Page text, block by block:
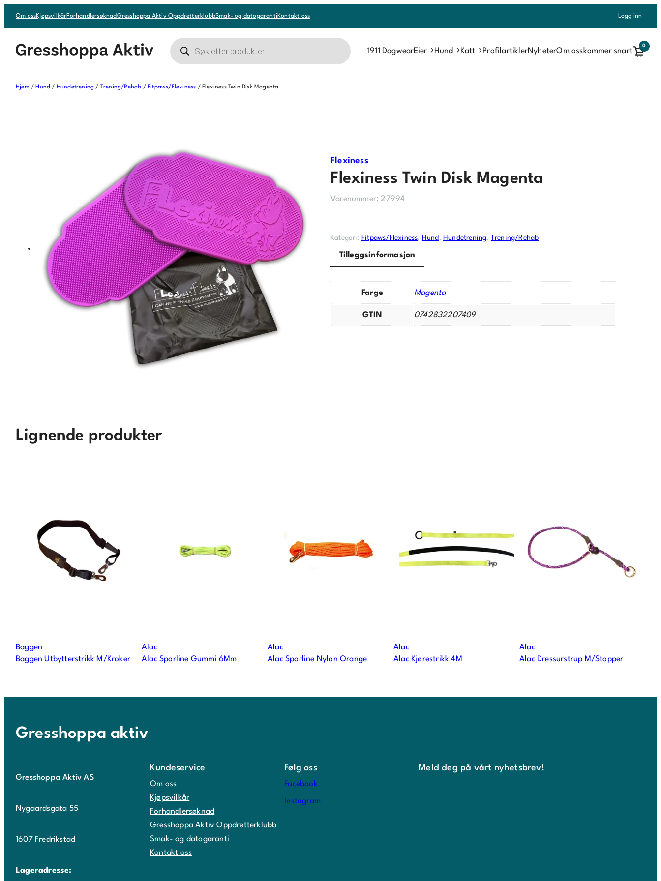
Om ossKjøpsvilkårForhandlersøknadGresshoppa Aktiv OppdretterklubbSmak- og datogarantiKontakt oss Logg inn
Products
search
1911 DogwearEier Hund Katt ProfilartiklerNyheterOm osskommer snart
0
Hjem /Hund / Hundetrening / Trening/Rehab /Fitpaws/Flexiness / Flexiness Twin Disk Magenta
Flexiness
Flexiness Twin Disk Magenta
Varenummer: 27994
Kategori: Fitpaws/Flexiness, Hund , Hundetrening, Trening/Rehab
Tilleggsinformasjon
Farge Magenta
GTIN 0742832207409
Lignende produkter
Baggen
Baggen Utbytterstrikk M/Kroker
Alac
Alac Sporline Gummi 6Mm
Alac
Alac Sporline Nylon Orange
Alac
Alac Kjørestrikk 4M
Alac
Alac Dressurstrup M/Stopper
Gresshoppa aktiv
Gresshoppa Aktiv AS
Nygaardsgata 55
1607 Fredrikstad
Lageradresse:
Kundeservice
Om oss
Kjøpsvilkår
Forhandlersøknad
Gresshoppa Aktiv Oppdretterklubb
Smak- og datogaranti
Kontakt oss
Følg oss
Facebook
Instagram
Meld deg på vårt nyhetsbrev!